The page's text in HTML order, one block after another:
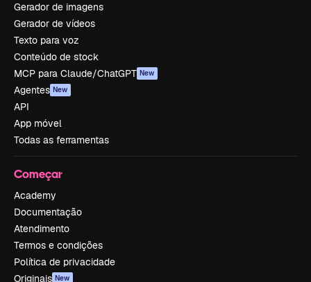
Gerador de imagens
Gerador de vídeos
Texto para voz
Conteúdo de stock
MCP para Claude/ChatGPT New
Agentes New
API
App móvel
Todas as ferramentas
Começar
Academy
Documentação
Atendimento
Termos e condições
Política de privacidade
Originais New